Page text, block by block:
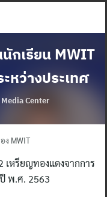
กเรียน MWIT
หว่างประเทศ
Center
ง MWIT
เหรียญทองแดงจากการ
พ.ศ. 2563